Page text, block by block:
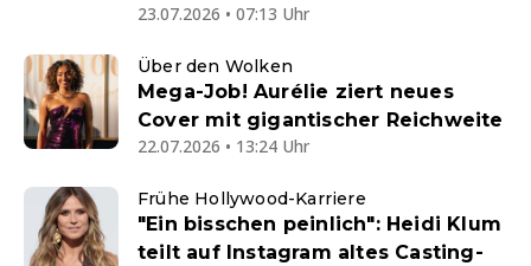
23.07.2026 • 07:13 Uhr
Über den Wolken
Mega-Job! Aurélie ziert neues
Cover mit gigantischer Reichweite
22.07.2026 • 13:24 Uhr
Frühe Hollywood-Karriere
"Ein bisschen peinlich": Heidi Klum
teilt auf Instagram altes Casting-